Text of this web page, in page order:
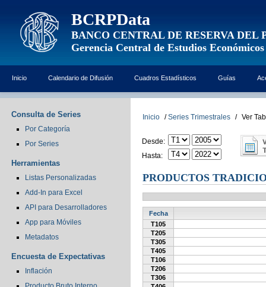
BCRPData
BANCO CENTRAL DE RESERVA DEL
Gerencia Central de Estudios Económicos
Inicio Calendario de Difusión Cuadros Estadísticos Guías
Consulta de Series
Por Categoría
Por Series
Herramientas
Listas Personalizadas
Add-In para Excel
API para Desarrolladores
App para Móviles
Metadatos
Encuesta de Expectativas
Inflación
Inicio / Series Trimestrales / Ver
Desde:
Hasta:
PRODUCTOS
Fecha
T105
T205
T305
T405
T106
T206
T306